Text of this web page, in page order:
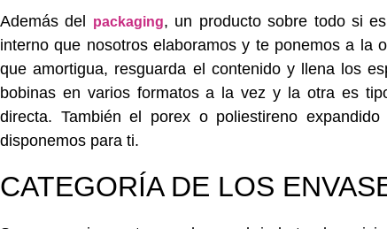
Además del packaging, un producto sobre todo si
interno que nosotros elaboramos y te ponemos a la
que amortigua, resguarda el contenido y llena los
bobinas en varios formatos a la vez y la otra es
directa. También el porex o poliestireno
disponemos para ti.
CATEGORÍA DE LOS